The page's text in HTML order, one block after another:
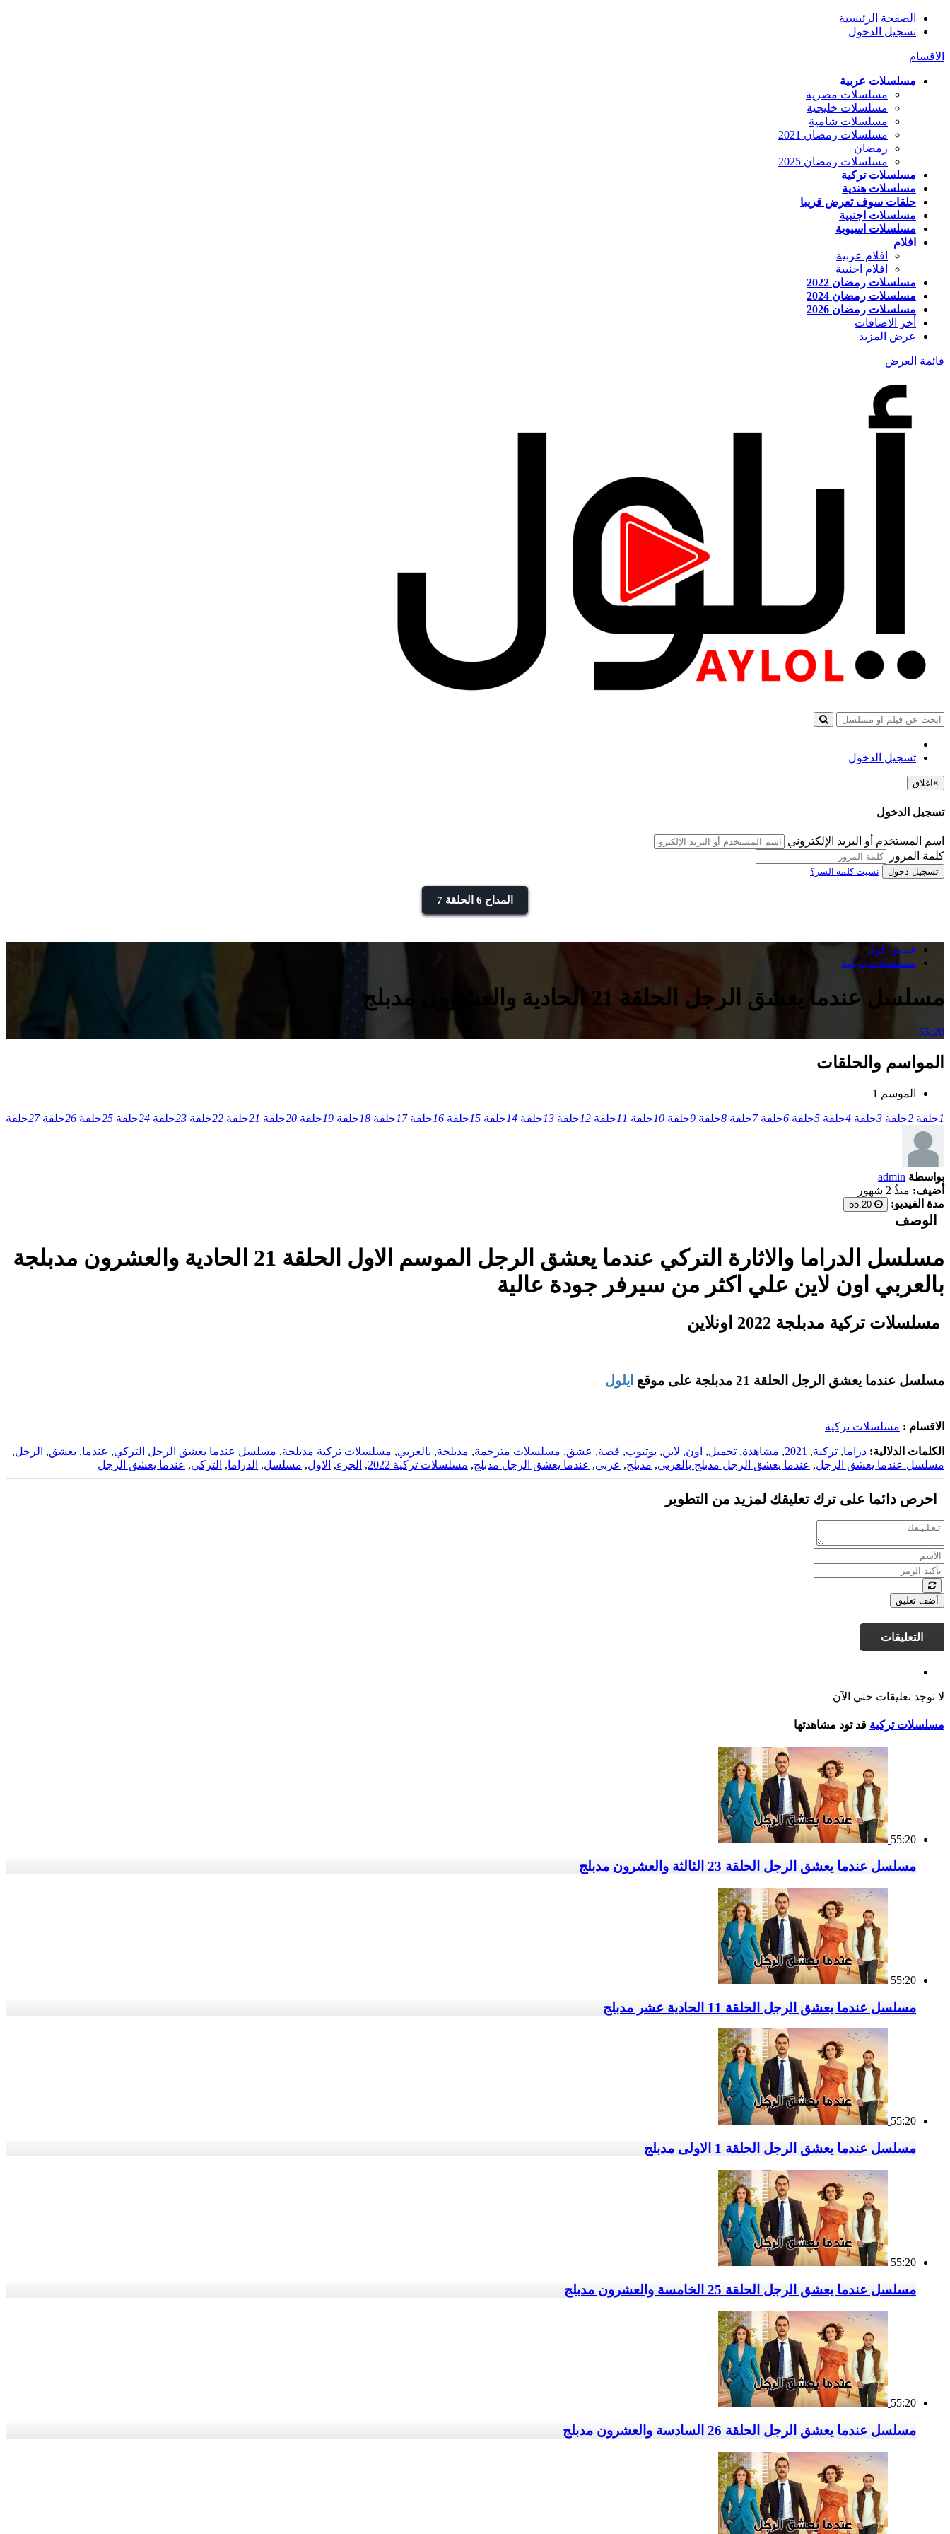
الصفحة الرئيسية
تسجيل الدخول
الاقسام
مسلسلات عربية
مسلسلات مصرية
مسلسلات خليجية
مسلسلات شامية
مسلسلات رمضان 2021
رمضان
مسلسلات رمضان 2025
مسلسلات تركية
مسلسلات هندية
حلقات سوف تعرض قريبا
مسلسلات اجنبية
مسلسلات اسيوية
افلام
افلام عربية
افلام اجنبية
مسلسلات رمضان 2022
مسلسلات رمضان 2024
مسلسلات رمضان 2026
أخر الاضافات
عرض المزيد
قائمة العرض
تسجيل الدخول
× اغلاق
تسجيل الدخول
اسم المستخدم أو البريد الإلكتروني
كلمة المرور
تسجيل دخول نسيت كلمة السر؟
المداح 6 الحلقة 7
فيديو ايلول
مسلسلات تركية
مسلسل عندما يعشق الرجل الحلقة 21 الحادية والعشرون مدبلج
55:20
المواسم والحلقات
الموسم 1
1حلقة 2حلقة 3حلقة 4حلقة 5حلقة 6حلقة 7حلقة 8حلقة 9حلقة 10حلقة 11حلقة 12حلقة 13حلقة 14حلقة 15حلقة 16حلقة 17حلقة 18حلقة 19حلقة 20حلقة 21حلقة 22حلقة 23حلقة 24حلقة 25حلقة 26حلقة 27حلقة
بواسطة admin
أضيف: منذُ 2 شهور
مدة الفيديو:
الوصف
مسلسل الدراما والاثارة التركي عندما يعشق الرجل الموسم الاول الحلقة 21 الحادية والعشرون مدبلجة
بالعربي اون لاين علي اكثر من سيرفر جودة عالية
مسلسلات تركية مدبلجة 2022 اونلاين
مسلسل عندما يعشق الرجل الحلقة 21 مدبلجة على موقع ايلول
الاقسام : مسلسلات تركية
الكلمات الدلالية: دراما, تركية,
2021
, مشاهدة, تحميل, اون, لاين, يوتيوب, قصة, عشق, مسلسلات مترجمة, مدبلجة, بالعربي, مسلسلات تركية مدبلجة, مسلسل عندما يعشق الرجل التركي, عندما, يعشق, الرجل,
مسلسل عندما يعشق الرجل, عندما يعشق الرجل مدبلج بالعربي, مدبلج, عربي, عندما يعشق الرجل مدبلج, مسلسلات تركية 2022 , الجزء, الاول, مسلسل, الدراما, التركي, عندما يعشق الرجل
احرص دائما على ترك تعليقك لمزيد من التطوير
أضف تعليق
التعليقات
لا توجد تعليقات حتي الآن
مسلسلات تركية قد تود مشاهدتها
55:20
مسلسل عندما يعشق الرجل الحلقة 23 الثالثة والعشرون مدبلج
55:20
مسلسل عندما يعشق الرجل الحلقة 11 الحادية عشر مدبلج
55:20
مسلسل عندما يعشق الرجل الحلقة 1 الاولى مدبلج
55:20
مسلسل عندما يعشق الرجل الحلقة 25 الخامسة والعشرون مدبلج
55:20
مسلسل عندما يعشق الرجل الحلقة 26 السادسة والعشرون مدبلج